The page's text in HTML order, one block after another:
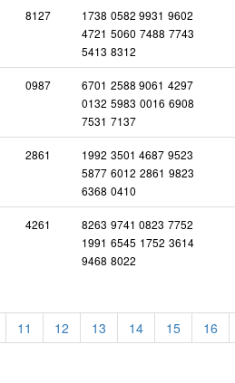
8127 1738 0582 9931 9602
4721 5060 7488 7743
5413 8312
0987 6701 2588 9061 4297
0132 5983 0016 6908
7531 7137
2861 1992 3501 4687 9523
5877 6012 2861 9823
6368 0410
4261 8263 9741 0823 7752
1991 6545 1752 3614
9468 8022
11 12 13 14 15 16